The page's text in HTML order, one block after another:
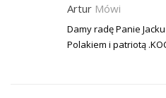
Artur Mówi
Damy radę Panie
Polakiem i patriotą